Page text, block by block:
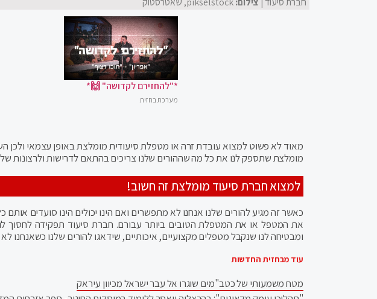
*"להחזירם לקדושה" 🙌*
מערכת בחזית
מאוד לא פשוט למצוא עובדת זרה או מטפלת סיעודית מומלצת באופן עצמאי ולכן
מומלצת שתספק לנו את כל מה שההורים שלנו צריכים בהתאם לדרישות ולרצונות
למצוא חברת סיעוד מומלצת זה חשוב!
כאשר זה מגיע להורים שלנו אנחנו לא מתפשרים ואם הינו יכולים הינו סועדים אותם
את המטפל או את המטפלת הטובים ביותר עבורם. חברת סיעוד תפקידה לחסוך
ומבטיחה לנו שנקבל מטפלים מקצועיים, איכותיים, שידאגו להורים שלנו כשאנחנו
עוד מבחזית החדשות
מטח משמעותי של כטב"מים שוגרו אל עבר ישראל מכיוון עיראק